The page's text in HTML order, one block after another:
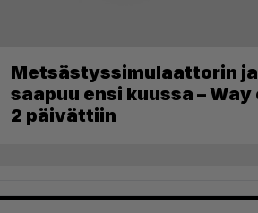
Metsästyssimulaattorin
saapuu ensi kuussa –
2 päivättiin